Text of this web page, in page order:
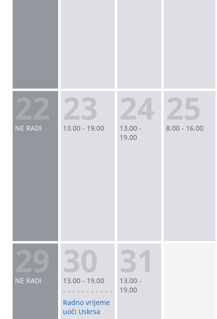
NE RADI 23
13.00 - 19.00 24
13.00 -
19.00
25
8.00 - 16.00
NE RADI 30
13.00 - 19.00
Radno vrijeme
uoči Uskrsa
31
13.00 -
19.00